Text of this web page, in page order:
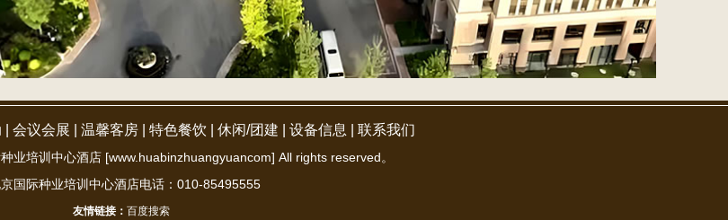
会议会展 温馨客房 特色餐饮 休闲/团建 设备信息 联系我们
业培训中心酒店 [www.huabinzhuangyuancom] All rights reserved。
国际种业培训中心酒店电话：010-85495555
友情链接： 百度搜索